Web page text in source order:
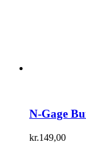
N-Gage
kr.149,00